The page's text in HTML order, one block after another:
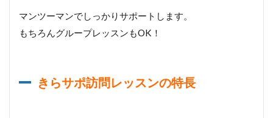
マンツーマンでしっかりサポートします。
もちろんグループレッスンもOK！
きらサポ訪問レッスンの特長